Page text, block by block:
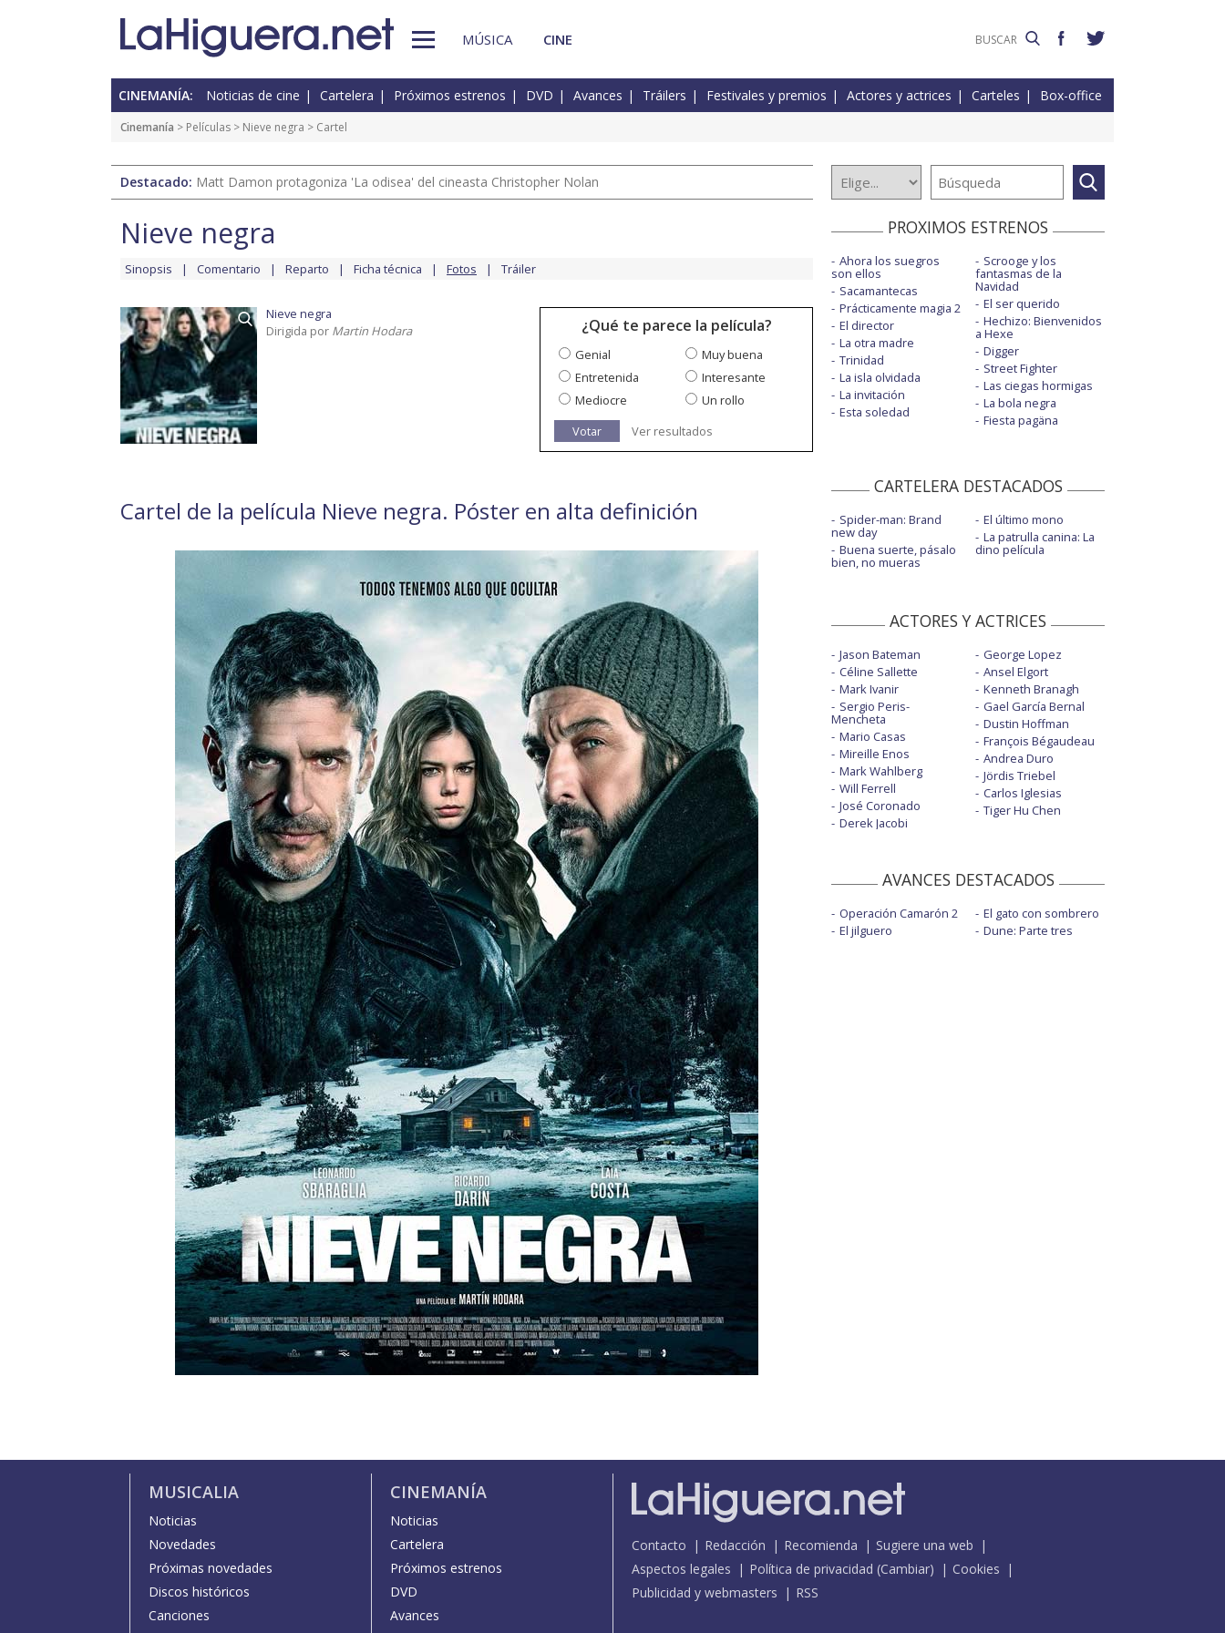
MÚSICA CINE
CINEMANÍA: Noticias de cine Cartelera Próximos estrenos DVD Avances Tráilers Festivales y premios Actores y actrices Carteles Box-office
Cinemanía > Películas > Nieve negra > Cartel
Destacado: Matt Damon protagoniza 'La odisea' del cineasta Christopher Nolan
Nieve negra
Sinopsis Comentario Reparto Ficha técnica Fotos Tráiler
Nieve negra
Dirigida por Martin Hodara ¿Qué te parece la película?
Genial
Muy buena
Entretenida
Interesante
Mediocre
Un rollo
Votar
Ver resultados
Cartel de la película Nieve negra. Póster en alta definición
PROXIMOS ESTRENOS
Ahora los suegros
son ellos
Sacamantecas
Prácticamente magia 2
El director
La otra madre
Trinidad
La isla olvidada
La invitación
Esta soledad
Scrooge y los
fantasmas de la
Navidad
El ser querido
Hechizo: Bienvenidos
a Hexe
Digger
Street Fighter
Las ciegas hormigas
La bola negra
Fiesta pagäna
CARTELERA DESTACADOS
Spider-man: Brand
new day
Buena suerte, pásalo
bien, no mueras
El último mono
La patrulla canina: La
dino película
ACTORES Y ACTRICES
Jason Bateman
Céline Sallette
Mark Ivanir
Sergio Peris-
Mencheta
Mario Casas
Mireille Enos
Mark Wahlberg
Will Ferrell
José Coronado
Derek Jacobi
George Lopez
Ansel Elgort
Kenneth Branagh
Gael García Bernal
Dustin Hoffman
François Bégaudeau
Andrea Duro
Jördis Triebel
Carlos Iglesias
Tiger Hu Chen
AVANCES DESTACADOS
Operación Camarón 2
El jilguero
El gato con sombrero
Dune: Parte tres
MUSICALIA
Noticias
Novedades
Próximas novedades
Discos históricos
Canciones
CINEMANÍA
Noticias
Cartelera
Próximos estrenos
DVD
Avances
Contacto Redacción Recomienda
Sugiere una web
Aspectos legales
Política de privacidad (Cambiar)
Cookies
Publicidad y webmasters
RSS